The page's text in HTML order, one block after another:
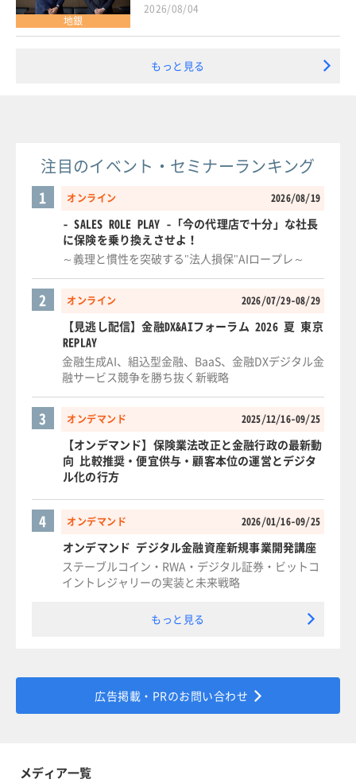
地銀
2026/08/04
もっと見る
注目のイベント・セミナーランキング
オンライン 2026/08/19
1
- SALES ROLE PLAY -「今の代理店で十分」な社長
に保険を乗り換えさせよ！
～義理と慣性を突破する"法人損保"AIロープレ～
オンライン 2026/07/29-08/29
2
【見逃し配信】金融DX&AIフォーラム 2026 夏 東京
REPLAY
金融生成AI、組込型金融、BaaS、金融DXデジタル金
融サービス競争を勝ち抜く新戦略
オンデマンド 2025/12/16-09/25
3
【オンデマンド】保険業法改正と金融行政の最新動
向 比較推奨・便宜供与・顧客本位の運営とデジタ
ル化の行方
オンデマンド 2026/01/16-09/25
4
オンデマンド デジタル金融資産新規事業開発講座
ステーブルコイン・RWA・デジタル証券・ビットコ
イントレジャリーの実装と未来戦略
もっと見る
広告掲載・PRのお問い合わせ
メディア一覧